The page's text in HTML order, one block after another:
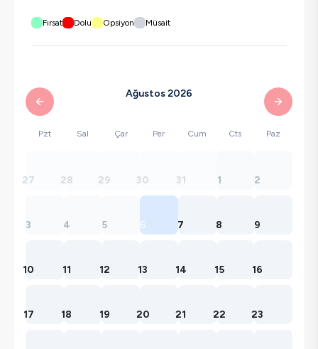
Fırsat Dolu Opsiyon Müsait
Ağustos 2026
Pzt Sal Çar Per Cum Cts Paz
27 28 29 30 31 1 2
3 4 5 6 7 8 9
10 11 12 13 14 15 16
17 18 19 20 21 22 23